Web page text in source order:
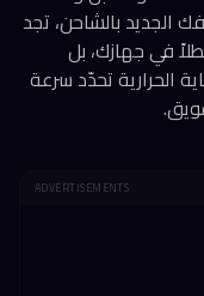
هاتفك الجديد بالشاحن، تجد
في جهازك، بل
الحرارية تحدّد سرعة
ADVERTISEMENTS